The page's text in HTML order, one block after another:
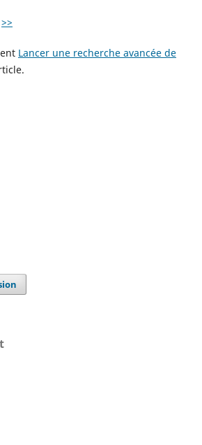
>>
Lancer une recherche avancée de